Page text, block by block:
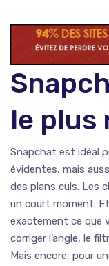
le plus
Snapchat est idéal
évidentes, mais
des plans culs. Les
un court moment.
exactement ce que
corriger l’angle, le
Mais encore, pour